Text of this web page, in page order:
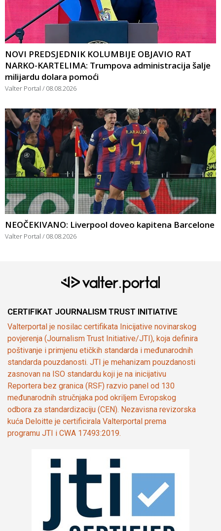
NOVI PREDSJEDNIK KOLUMBIJE OBJAVIO RAT
NARKO-KARTELIMA: Trumpova administracija šalje
milijardu dolara pomoći
Valter Portal 08.08.2026
NEOČEKIVANO: Liverpool doveo kapitena Barcelone
Valter Portal 08.08.2026
CERTIFIKAT JOURNALISM TRUST INITIATIVE
Valterportal je nosilac certifikata Inicijative novinarskog
povjerenja (Journalism Trust Initiative/JTI), koja definira
poštivanje i primjenu etičkih standarda i međunarodnih
standarda pouzdanosti. JTI je mehanizam pouzdanosti
zasnovan na ISO standardu koji je na inicijativu
Reportera bez granica (RSF) razvio panel od 130
međunarodnih stručnjaka pod okriljem Evropskog
odbora za standardizaciju (CEN). Nezavisna revizorska
kuća Deloitte je certificirala Valterportal prema
programu JTI i CWA 17493:2019.